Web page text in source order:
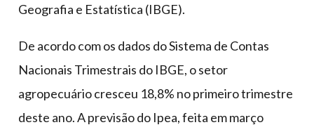
Geografia e Estatística (IBGE).
De acordo com os dados do Sistema de Contas
Nacionais Trimestrais do IBGE, o setor
agropecuário cresceu 18,8% no primeiro trimestre
deste ano. A previsão do Ipea, feita em março